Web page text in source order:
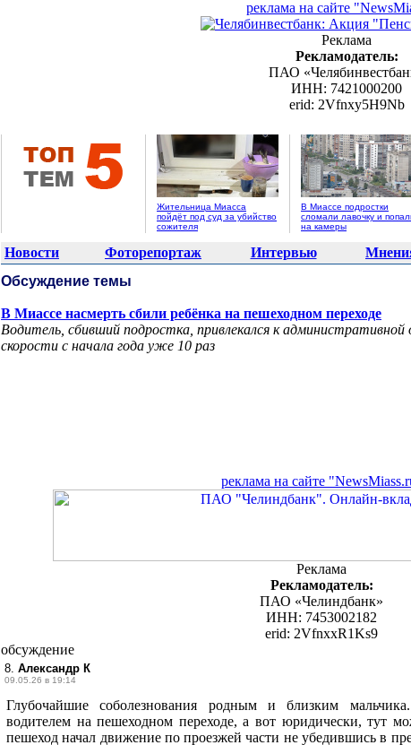
реклама на сайте
Реклама
Рекламодатель:
ПАО
ИНН: 7421000200
erid: 2Vfnxy5H9Nb
Жительница Миасса
пойдёт под суд за убийство
сожителя
В Миассе подростки
сломали лавочку и
на камеры
Новости Фоторепортаж Интервью
Обсуждение темы
В Миассе насмерть сбили ребёнка на пешеходном переходе
Водитель, сбивший подростка, привлекался к
скорости с начала года уже 10 раз
реклама на сайте
Реклама
Рекламодатель:
ПАО «Челиндбанк»
ИНН: 7453002182
erid: 2VfnxxR1Ks9
обсуждение
8. Александр К
09.05.26 в 19:14
Глубочайшие соболезнования родным и близким
водителем на пешеходном переходе, а вот юридически, тут
пешеход начал движение по проезжей части не убедившись в